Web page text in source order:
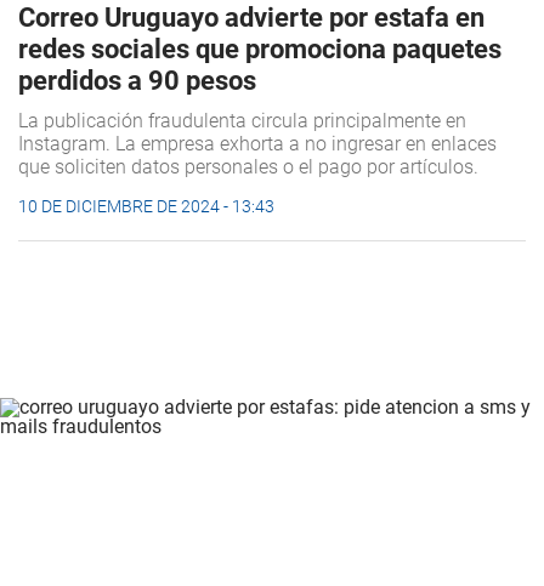
Correo Uruguayo advierte por estafa en
redes sociales que promociona paquetes
perdidos a 90 pesos
La publicación fraudulenta circula principalmente en
Instagram. La empresa exhorta a no ingresar en enlaces
que soliciten datos personales o el pago por artículos.
10 DE DICIEMBRE DE 2024 - 13:43